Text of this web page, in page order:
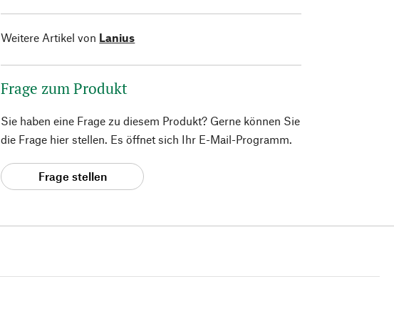
Weitere Artikel von Lanius
Frage zum Produkt
Sie haben eine Frage zu diesem Produkt? Gerne können Sie
die Frage hier stellen. Es öffnet sich Ihr E-Mail-Programm.
Frage stellen